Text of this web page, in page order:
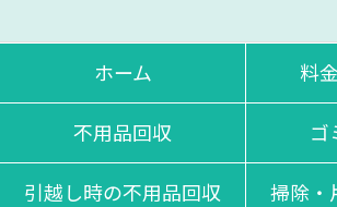
でご対応させて頂いております。
不当な追加料金等は一切掛かりませんので
ホーム 料
不用品回収 ゴ
引越し時の不用品回収 掃除・